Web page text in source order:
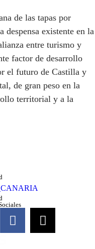
de las tapas por
despensa existente en la
entre turismo y
factor de desarrollo
el futuro de Castilla y
de gran peso en la
territorial y a la